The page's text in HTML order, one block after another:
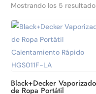
Mostrando los 5
Black+Decker
de Ropa Portátil